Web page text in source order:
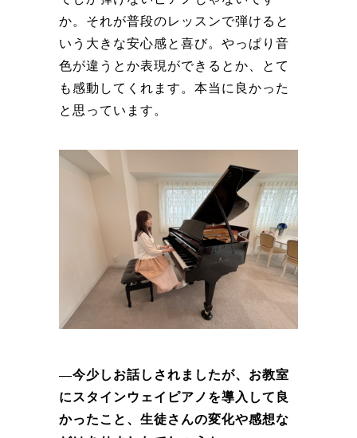
か。それが普段のレッスンで弾けると
いう大きな安心感と喜び。やっぱり音
色が違うとか表現ができるとか、とて
も感動してくれます。本当に良かった
と思っています。
―今少しお話しされましたが、お教室
にスタインウェイピアノを導入して良
かったこと、生徒さんの変化や感想な